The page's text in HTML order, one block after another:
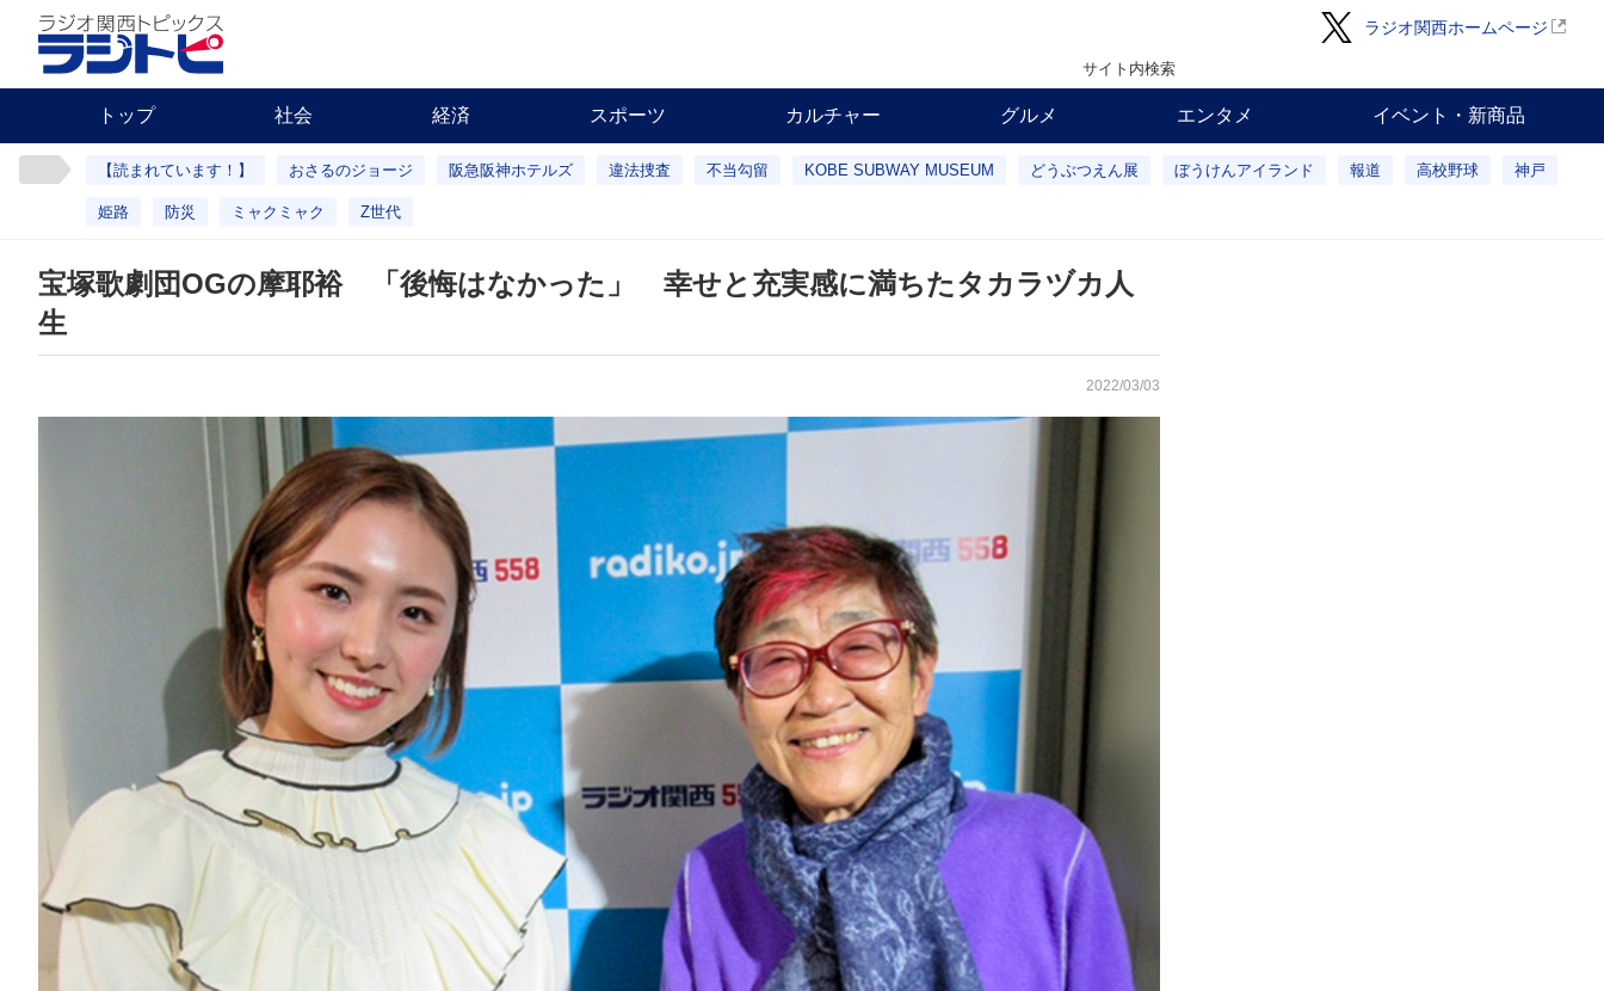
ラジオ関西ホームページ
サイト内検索
トップ 社会 経済 スポーツ カルチャー グルメ エンタメ イベント・新商品
【読まれています！】 おさるのジョージ 阪急阪神ホテルズ 違法捜査 不当勾留 KOBE SUBWAY MUSEUM どうぶつえん展 ぼうけんアイランド 報道 高校野球 神戸
姫路 防災 ミャクミャク Z世代
宝塚歌劇団OGの摩耶裕 「後悔はなかった」 幸せと充実感に満ちたタカラヅカ人
生
2022/03/03